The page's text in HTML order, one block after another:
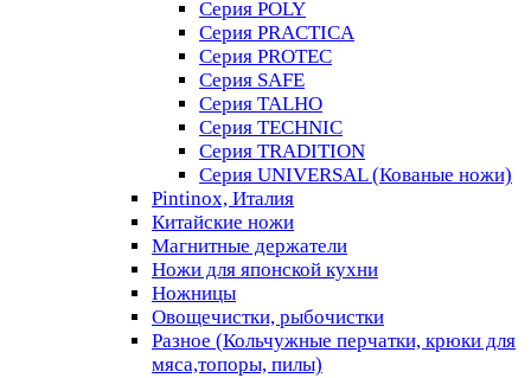
Серия POLY
Серия PRACTICA
Серия PROTEC
Серия SAFE
Серия TALHO
Серия TECHNIC
Серия TRADITION
Серия UNIVERSAL (Кованые ножи)
Pintinox, Италия
Китайские ножи
Магнитные держатели
Ножи для японской кухни
Ножницы
Овощечистки, рыбочистки
Разное (Кольчужные перчатки, крюки для
мяса,топоры, пилы)